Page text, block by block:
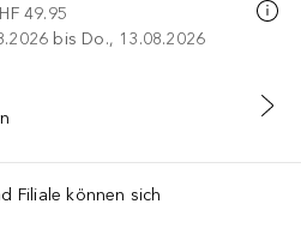
49.95
bis Do., 13.08.2026
WARENKORB
Filiale können sich